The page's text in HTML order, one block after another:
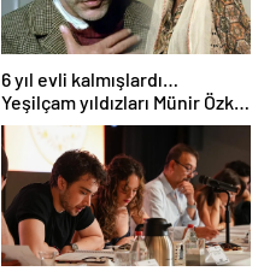
6 yıl evli kalmışlardı…
Yeşilçam yıldızları Münir Özkul
ile Suna Selen’in kızları da
ünlü çıktı!